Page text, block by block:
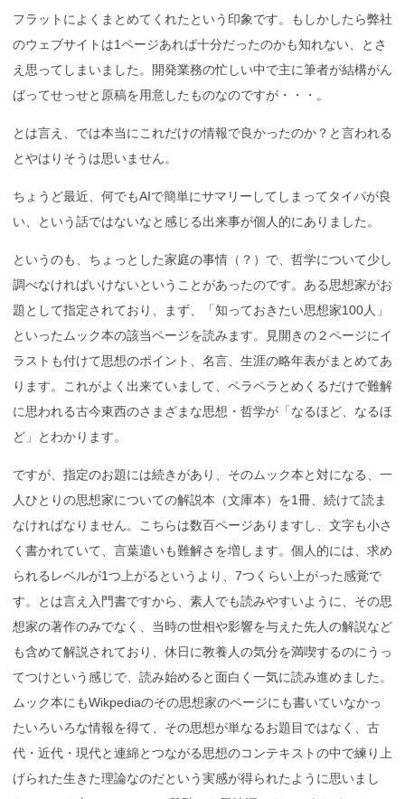
フラットによくまとめてくれたという印象です。もしかしたら弊社
のウェブサイトは1ページあれば十分だったのかも知れない、とさ
え思ってしまいました。開発業務の忙しい中で主に筆者が結構がん
ばってせっせと原稿を用意したものなのですが・・・。
とは言え、では本当にこれだけの情報で良かったのか？と言われる
とやはりそうは思いません。
ちょうど最近、何でもAIで簡単にサマリーしてしまってタイパが良
い、という話ではないなと感じる出来事が個人的にありました。
というのも、ちょっとした家庭の事情（？）で、哲学について少し
調べなければいけないということがあったのです。ある思想家がお
題として指定されており、まず、「知っておきたい思想家100人」
といったムック本の該当ページを読みます。見開きの２ページにイ
ラストも付けて思想のポイント、名言、生涯の略年表がまとめてあ
ります。これがよく出来ていまして、ペラペラとめくるだけで難解
に思われる古今東西のさまざまな思想・哲学が「なるほど、なるほ
ど」とわかります。
ですが、指定のお題には続きがあり、そのムック本と対になる、一
人ひとりの思想家についての解説本（文庫本）を1冊、続けて読ま
なければなりません。こちらは数百ページありますし、文字も小さ
く書かれていて、言葉遣いも難解さを増します。個人的には、求め
られるレベルが1つ上がるというより、7つくらい上がった感覚で
す。とは言え入門書ですから、素人でも読みやすいように、その思
想家の著作のみでなく、当時の世相や影響を与えた先人の解説など
も含めて解説されており、休日に教養人の気分を満喫するのにうっ
てつけという感じで、読み始めると面白く一気に読み進めました。
ムック本にもWikpediaのその思想家のページにも書いていなかっ
たいろいろな情報を得て、その思想が単なるお題目ではなく、古
代・近代・現代と連綿とつながる思想のコンテキストの中で練り上
げられた生きた理論なのだという実感が得られたように思いまし